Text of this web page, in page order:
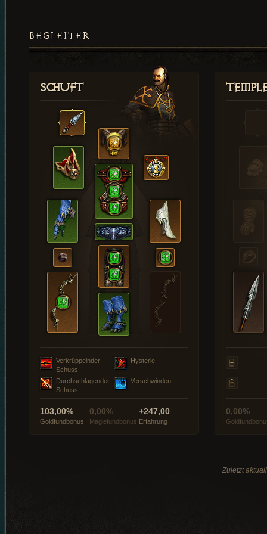
BEGLEITER
Schuft
Verkrüppelnder
Schuss
Hysterie
Durchschlagender
Schuss
Verschwinden
103,00%
Goldfundbonus
0,00%
Magiefundbonus
+247,00
Erfahrung
0,00%
Zuletzt